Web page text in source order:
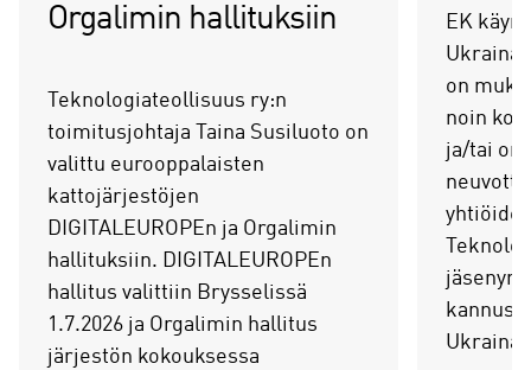
Orgalimin hallituksiin
Teknologiateollisuus ry:n
toimitusjohtaja Taina Susiluoto on
valittu eurooppalaisten
kattojärjestöjen
DIGITALEUROPEn ja Orgalimin
hallituksiin. DIGITALEUROPEn
hallitus valittiin Brysselissä
1.7.2026 ja Orgalimin hallitus
järjestön kokouksessa
EK
Ukraina
on
noin
ja/tai on